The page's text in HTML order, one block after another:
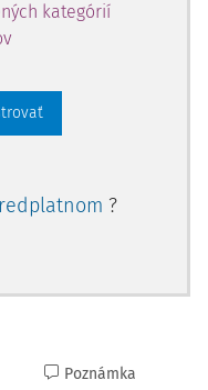
kategórií
?
Poznámka